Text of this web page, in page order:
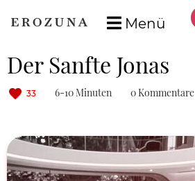
Menü
Der Sanfte Jonas
33 6-10 Minuten 0 Kommentare